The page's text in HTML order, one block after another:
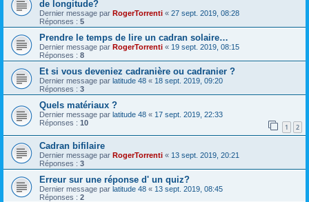
de longitude?
Dernier message par RogerTorrenti « 27 sept. 2019, 08:28
Réponses : 5
Prendre le temps de lire un cadran solaire…
Dernier message par RogerTorrenti « 19 sept. 2019, 08:15
Réponses : 8
Et si vous deveniez cadranière ou cadranier ?
Dernier message par latitude 48 « 18 sept. 2019, 09:20
Réponses : 3
Quels matériaux ?
Dernier message par latitude 48 « 17 sept. 2019, 22:33
Réponses : 10 1 2
Cadran bifilaire
Dernier message par RogerTorrenti « 13 sept. 2019, 20:21
Réponses : 3
Erreur sur une réponse d' un quiz?
Dernier message par latitude 48 « 13 sept. 2019, 08:45
Réponses : 2